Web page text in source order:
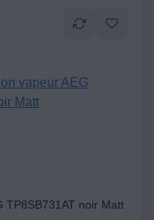
TP8SB731AT noir Matt